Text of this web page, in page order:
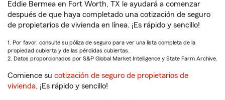
Eddie Bermea en Fort Worth, TX le ayudará a comenzar
después de que haya completado una cotización de seguro
de propietarios de vivienda en línea. ¡Es rápido y sencillo!
1. Por favor, consulte su póliza de seguro para ver una lista completa de la
propiedad cubierta y de las pérdidas cubiertas.
2. Datos proporcionados por S&P Global Market Intelligence y State Farm Archive.
Comience su cotización de seguro de propietarios de
vivienda. ¡Es rápido y sencillo!